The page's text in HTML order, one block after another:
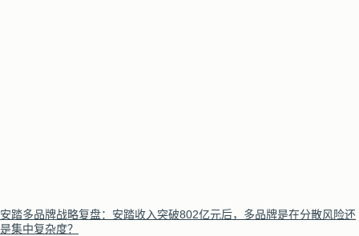
安踏多品牌战略复盘：安踏收入突破802亿元后，多品牌是在分散风险还
是集中复杂度？